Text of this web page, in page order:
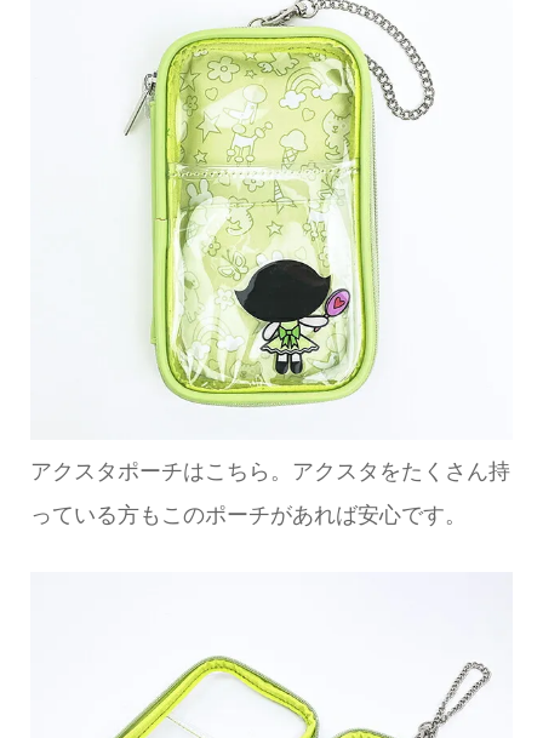
アクスタポーチはこちら。アクスタをたくさん持
っている方もこのポーチがあれば安心です。